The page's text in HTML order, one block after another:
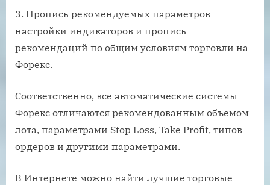
Пропись рекомендуемых параметров
настройки индикаторов и пропись
рекомендаций по общим условиям торговли на
Форекс.
Соответственно, все автоматические системы
Форекс отличаются рекомендованным объемом
лота, параметрами Stop Loss, Take Profit, типов
ордеров и другими параметрами.
В Интернете можно найти лучшие торговые